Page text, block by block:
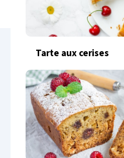
Tarte aux cerises